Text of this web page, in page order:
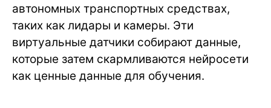
автономных транспортных средствах,
таких как лидары и камеры. Эти
виртуальные датчики собирают данные,
которые затем скармливаются нейросети
как ценные данные для обучения.